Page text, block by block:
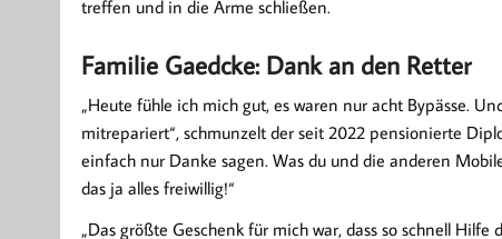
treffen und in die Arme schließen.
Familie Gaedcke: Dank an den Retter
„Heute fühle ich mich gut, es waren nur acht Bypässe.
mitrepariert“, schmunzelt der seit 2022 pensionierte
einfach nur Danke sagen. Was du und die anderen
das ja alles freiwillig!“
„Das größte Geschenk für mich war, dass so schnell